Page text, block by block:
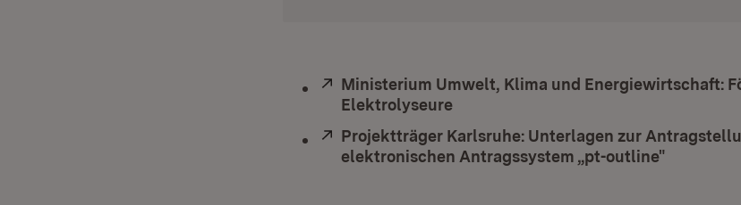
Extern:
Ministerium Umwelt, Klima und Energiewirtschaft:
Elektrolyseure
Extern:
Projektträger Karlsruhe: Unterlagen zur
elektronischen Antragssystem „pt-outline"